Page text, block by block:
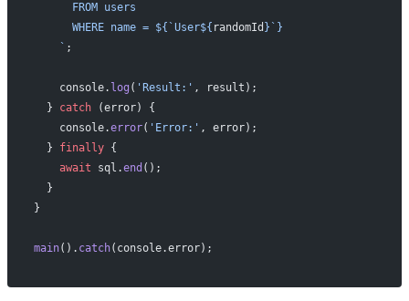
      FROM users
      WHERE name = ${`User${
randomId }`}
    `
;
    console.
log ( 'Result:' , result);
  }
catch (error) {
    console.
error( 'Error:' , error);
  }
finally {
    await
sql.end ();
  }
}
main(). catch(console.error);